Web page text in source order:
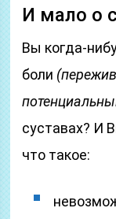
И мало о
Вы когда-
боли
суставах? И
что такое: